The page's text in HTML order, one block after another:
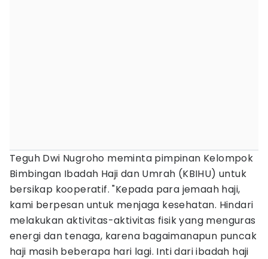
Teguh Dwi Nugroho meminta pimpinan Kelompok
Bimbingan Ibadah Haji dan Umrah (KBIHU) untuk
bersikap kooperatif. "Kepada para jemaah haji,
kami berpesan untuk menjaga kesehatan. Hindari
melakukan aktivitas-aktivitas fisik yang menguras
energi dan tenaga, karena bagaimanapun puncak
haji masih beberapa hari lagi. Inti dari ibadah haji